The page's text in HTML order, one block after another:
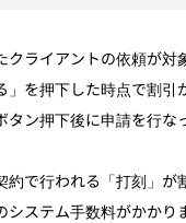
クライアントの依頼が
」を押下した時点で割
タン押下後に申請を行
約で行われる「打刻」
ステム手数料がかかり